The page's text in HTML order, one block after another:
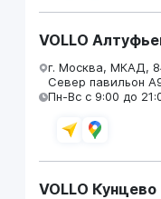
VOLLO
г. Москва, МКАД,
Север павильон
Пн-Вс с 9:00 до
VOLLO Кунцево